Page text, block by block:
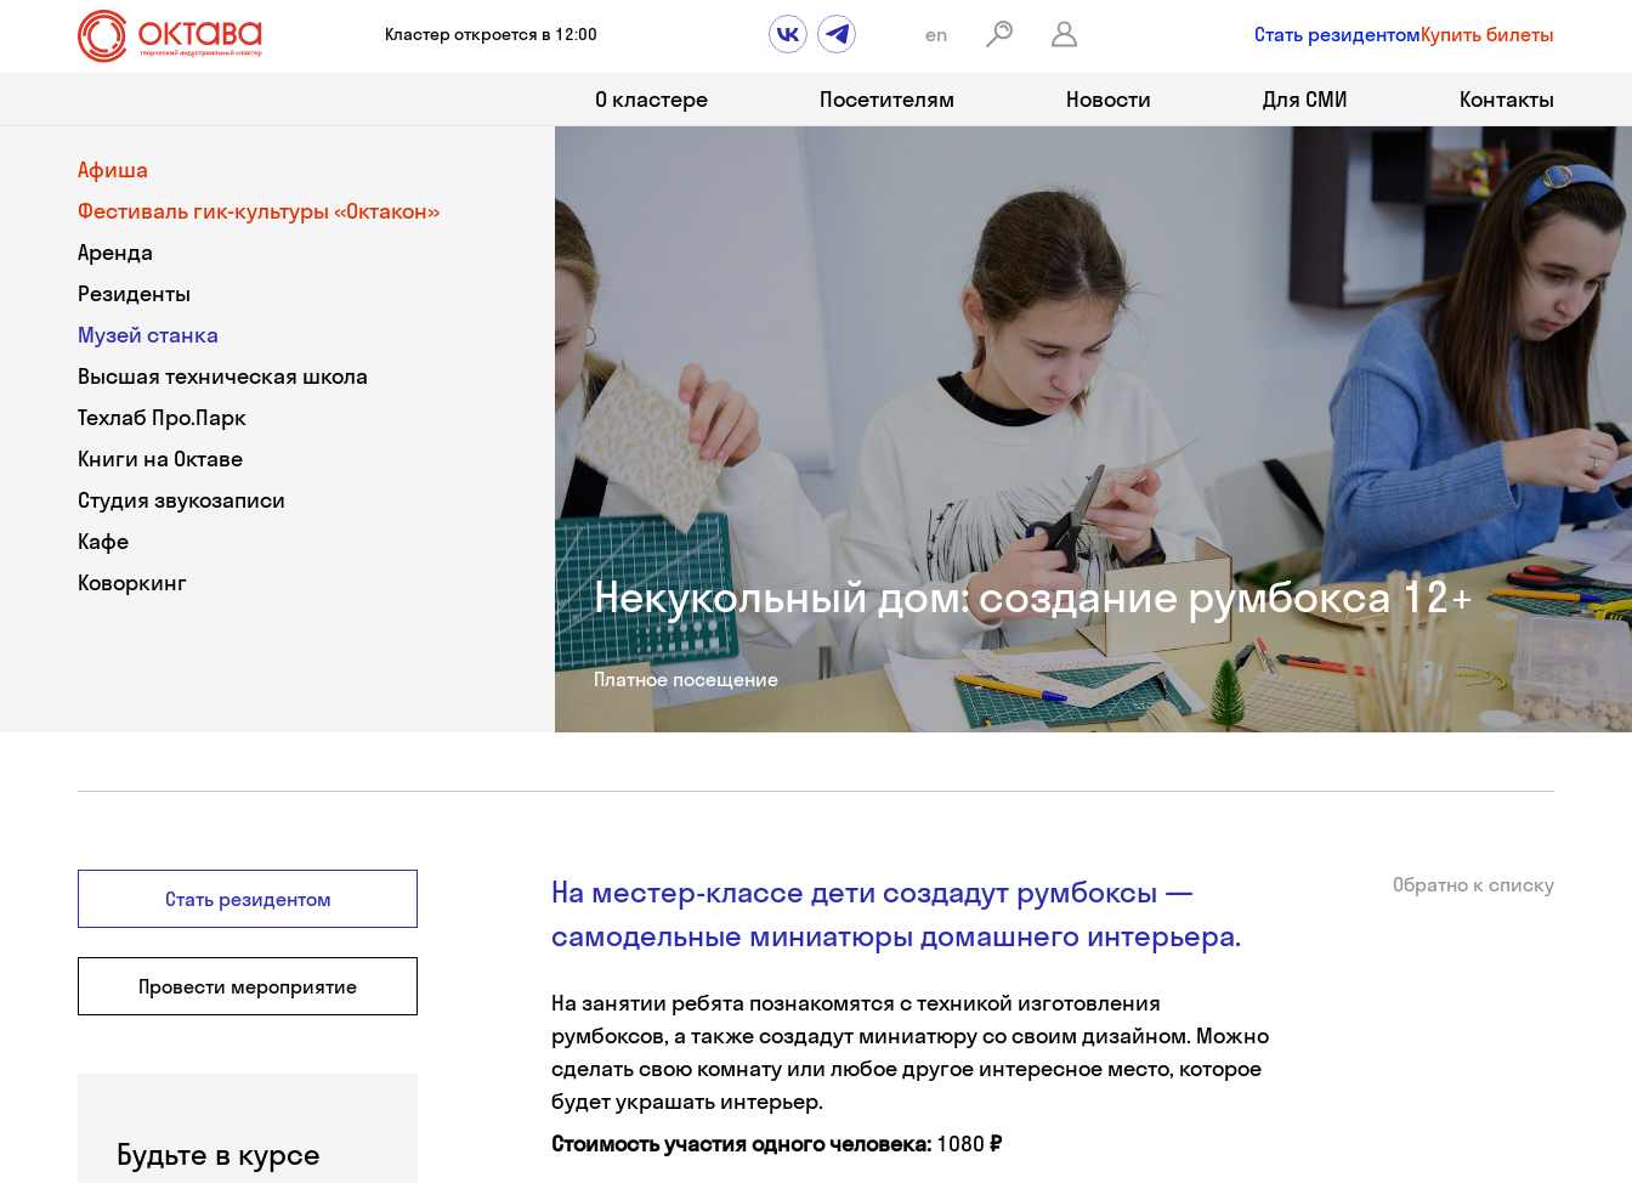
Кластер откроется в 12:00 en Стать резидентомКупить билеты
О кластере Посетителям Новости Для СМИ Контакты
Афиша
Фестиваль гик-культуры «Октакон»
Аренда
Резиденты
Музей станка
Высшая техническая школа
Техлаб Про.Парк
Книги на Октаве
Студия звукозаписи
Кафе
Коворкинг
Некукольный дом: создание румбокса 12+
Платное посещение
Стать резидентом
Провести мероприятие
Будьте в курсе
На местер-классе дети создадут румбоксы —
самодельные миниатюры домашнего интерьера.
На занятии ребята познакомятся с техникой изготовления
румбоксов, а также создадут миниатюру со своим дизайном. Можно
сделать свою комнату или любое другое интересное место, которое
будет украшать интерьер.
Стоимость участия одного человека:1080 ₽
Обратно к списку